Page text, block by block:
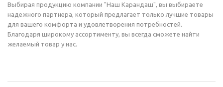
Выбирая продукцию компании "Наш Карандаш", вы выбираете
надежного партнера, который предлагает только лучшие товары
для вашего комфорта и удовлетворения потребностей.
Благодаря широкому ассортименту, вы всегда сможете найти
желаемый товар у нас.